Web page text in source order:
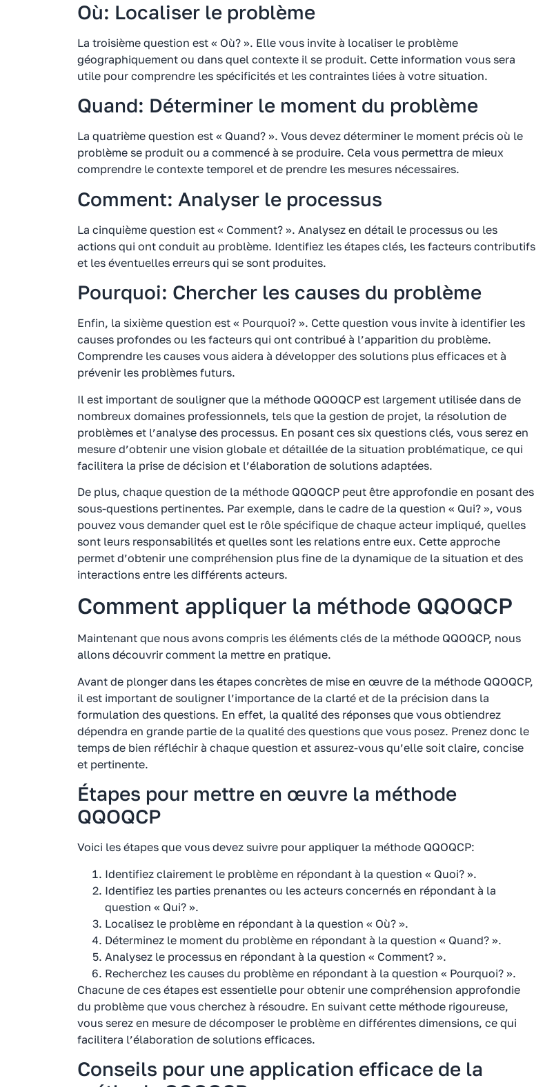
Où: Localiser le problème
La troisième question est « Où? ». Elle vous invite à localiser le problème
géographiquement ou dans quel contexte il se produit. Cette information vous sera
utile pour comprendre les spécificités et les contraintes liées à votre situation.
Quand: Déterminer le moment du problème
La quatrième question est « Quand? ». Vous devez déterminer le moment précis où le
problème se produit ou a commencé à se produire. Cela vous permettra de mieux
comprendre le contexte temporel et de prendre les mesures nécessaires.
Comment: Analyser le processus
La cinquième question est « Comment? ». Analysez en détail le processus ou les
actions qui ont conduit au problème. Identifiez les étapes clés, les facteurs contributifs
et les éventuelles erreurs qui se sont produites.
Pourquoi: Chercher les causes du problème
Enfin, la sixième question est « Pourquoi? ». Cette question vous invite à identifier les
causes profondes ou les facteurs qui ont contribué à l’apparition du problème.
Comprendre les causes vous aidera à développer des solutions plus efficaces et à
prévenir les problèmes futurs.
Il est important de souligner que la méthode QQOQCP est largement utilisée dans de
nombreux domaines professionnels, tels que la gestion de projet, la résolution de
problèmes et l’analyse des processus. En posant ces six questions clés, vous serez en
mesure d’obtenir une vision globale et détaillée de la situation problématique, ce qui
facilitera la prise de décision et l’élaboration de solutions adaptées.
De plus, chaque question de la méthode QQOQCP peut être approfondie en posant des
sous-questions pertinentes. Par exemple, dans le cadre de la question « Qui? », vous
pouvez vous demander quel est le rôle spécifique de chaque acteur impliqué, quelles
sont leurs responsabilités et quelles sont les relations entre eux. Cette approche
permet d’obtenir une compréhension plus fine de la dynamique de la situation et des
interactions entre les différents acteurs.
Comment appliquer la méthode QQOQCP
Maintenant que nous avons compris les éléments clés de la méthode QQOQCP, nous
allons découvrir comment la mettre en pratique.
Avant de plonger dans les étapes concrètes de mise en œuvre de la méthode QQOQCP,
il est important de souligner l’importance de la clarté et de la précision dans la
formulation des questions. En effet, la qualité des réponses que vous obtiendrez
dépendra en grande partie de la qualité des questions que vous posez. Prenez donc le
temps de bien réfléchir à chaque question et assurez-vous qu’elle soit claire, concise
et pertinente.
Étapes pour mettre en œuvre la méthode
QQOQCP
Voici les étapes que vous devez suivre pour appliquer la méthode QQOQCP:
Identifiez clairement le problème en répondant à la question « Quoi? ».
Identifiez les parties prenantes ou les acteurs concernés en répondant à la
question « Qui? ».
Localisez le problème en répondant à la question « Où? ».
Déterminez le moment du problème en répondant à la question « Quand? ».
Analysez le processus en répondant à la question « Comment? ».
Recherchez les causes du problème en répondant à la question « Pourquoi? ».
Chacune de ces étapes est essentielle pour obtenir une compréhension approfondie
du problème que vous cherchez à résoudre. En suivant cette méthode rigoureuse,
vous serez en mesure de décomposer le problème en différentes dimensions, ce qui
facilitera l’élaboration de solutions efficaces.
Conseils pour une application efficace de la